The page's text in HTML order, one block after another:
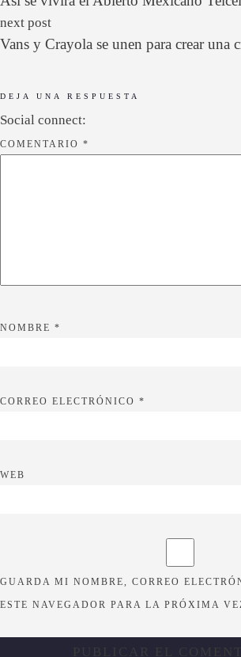
next post
Vans y Crayola se unen para crear una
DEJA UNA RESPUESTA
Social connect:
COMENTARIO *
NOMBRE *
CORREO ELECTRÓNICO *
WEB
GUARDA MI NOMBRE, CORREO
ESTE NAVEGADOR PARA LA PRÓXIMA